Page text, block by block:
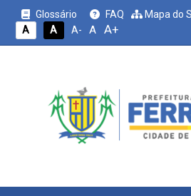
Glossário FAQ Mapa do
A
A A- A A+